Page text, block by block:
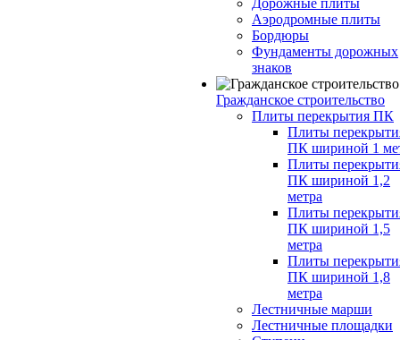
Дорожные плиты
Аэродромные плиты
Бордюры
Фундаменты дорожных
знаков
Гражданское строительство
Плиты перекрытия ПК
Плиты
ПК шириной 1
Плиты
ПК шириной 1,2
метра
Плиты
ПК шириной 1,5
метра
Плиты
ПК шириной 1,8
метра
Лестничные марши
Лестничные площадки